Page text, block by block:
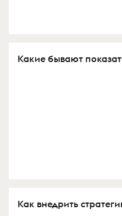
Какие бывают
Как внедрить